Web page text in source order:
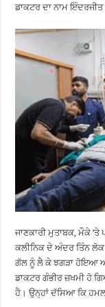
ਡਾਕਟਰ ਦਾ ਨਾਮ
ਜਾਣਕਾਰੀ ਮੁਤਾਬਕ, ਮੌਕੇ
ਕਲੀਨਿਕ ਦੇ ਅੰਦਰ ਤਿੰਨ
ਗੱਲ ਨੂੰ ਲੈ ਕੇ ਝਗੜਾ ਹੋਇਆ
ਡਾਕਟਰ ਗੰਭੀਰ ਜ਼ਖਮੀ ਹੋ
ਹੈ। ਉਨ੍ਹਾਂ ਦੱਸਿਆ ਕਿ